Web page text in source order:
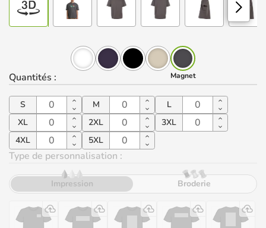
Magnet
Quantités :
S M
L
XL
2XL
3XL
4XL
5XL
Type de personnalisation :
Impression Broderie